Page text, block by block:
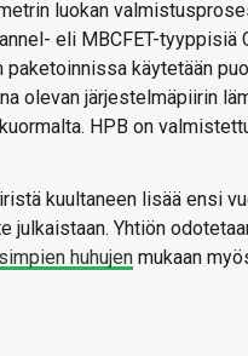
luokan
eli MBCFET-tyyppisiä
käytetään
olevan järjestelmäpiirin
HPB on
kuultaneen lisää ensi
Yhtiön
huhujen mukaan